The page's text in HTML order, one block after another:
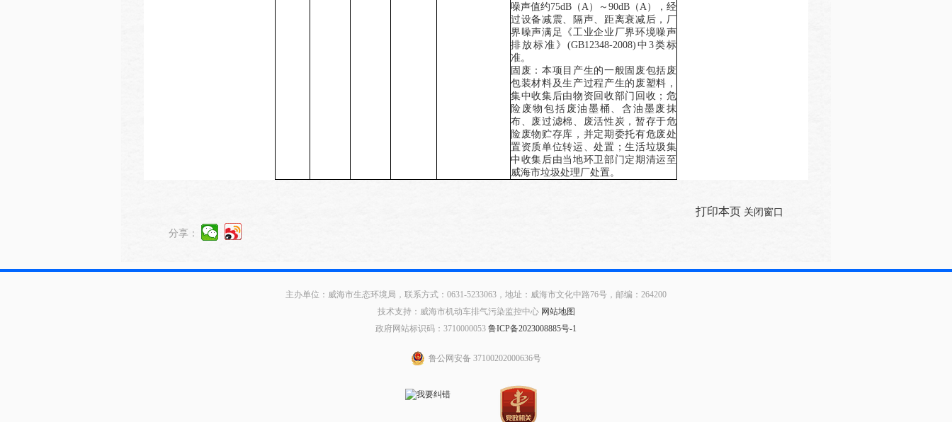
噪声值约75dB （ A ）～ 90dB （ A ），经
过设备减震、隔声、距离衰减后， 厂
界噪声满足
《工业企业厂界环境噪声
排放标准》 (GB12348-2008) 中 3类标
准。
固废： 本项目产生的一般固废包括废
包装材料及生产过程产生的废塑料，
集中收集后由物资回收部门回收；危
险废物包括 废油墨桶、含油墨废抹
布、废过滤棉、废活性炭 ，暂存于危
险废物贮存库，并定期委托有危废处
置资质单位转运、处置；生活垃圾集
中收集后由当地环卫部门定期清运至
威海市垃圾处理厂处置。
打印本页 关闭窗口
分享：
主办单位：威海市生态环境局，联系方式：0631-5233063，地址：威海市文化中路76号，邮编：264200
技术支持：威海市机动车排气污染监控中心 网站地图
政府网站标识码：3710000053 鲁ICP备2023008885号-1
鲁公网安备 37100202000636号